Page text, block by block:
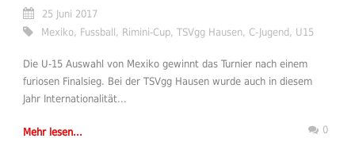
25 Juni 2017
Mexiko, Fussball, Rimini-Cup, TSVgg Hausen, C-Jugend, U15
Die U-15 Auswahl von Mexiko gewinnt das Turnier nach einem
furiosen Finalsieg. Bei der TSVgg Hausen wurde auch in diesem
Jahr Internationalität...
Mehr lesen... 0